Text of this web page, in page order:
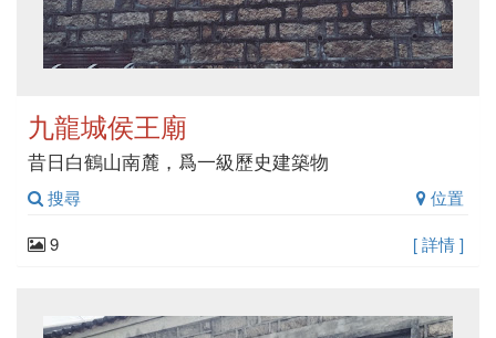
九龍城侯王廟
昔日白鶴山南麓，爲一級歷史建築物
搜尋
位置
9
[ 詳情 ]